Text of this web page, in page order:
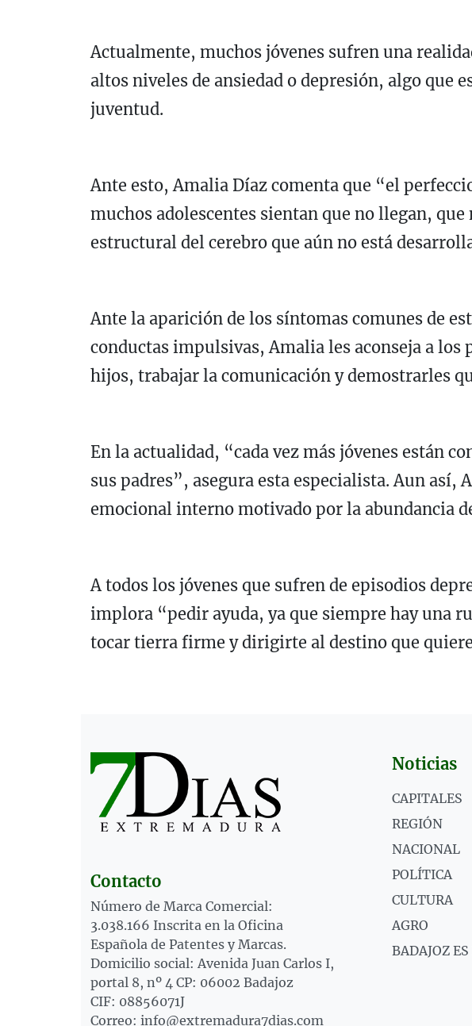
Actualmente, muchos jóvenes sufren una
altos niveles de ansiedad o depresión, algo que
juventud.
Ante esto, Amalia Díaz comenta que “el
muchos adolescentes sientan que no llegan,
estructural del cerebro que aún no está
Ante la aparición de los síntomas comunes de
conductas impulsivas, Amalia les aconseja a los
hijos, trabajar la comunicación y demostrarles
En la actualidad, “cada vez más jóvenes están
sus padres”, asegura esta especialista. Aun
emocional interno motivado por la abundancia
A todos los jóvenes que sufren de episodios
implora “pedir ayuda, ya que siempre hay una
tocar tierra firme y dirigirte al destino que
Contacto
Número de Marca Comercial:
3.038.166 Inscrita en la Oficina
Española de Patentes y Marcas.
Domicilio social: Avenida Juan Carlos I,
portal 8, nº 4 CP: 06002 Badajoz
CIF: 08856071J
Correo: info@extremadura7dias.com
Noticias
CAPITALES
REGIÓN
NACIONAL
POLÍTICA
CULTURA
AGRO
BADAJOZ